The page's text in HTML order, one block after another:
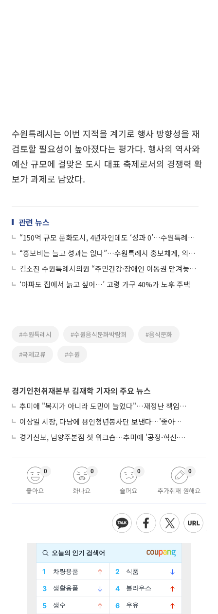
수원특례시는 이번 지적을 계기로 행사 방향성을 재
검토할 필요성이 높아졌다는 평가다. 행사의 역사와
예산 규모에 걸맞은 도시 대표 축제로서의 경쟁력 확
보가 과제로 남았다.
관련 뉴스
“150억 규모 문화도시, 4년차인데도 ‘성과 0’…수원특례시의회, 문화관광체육국에 사실상 ‘재검표’ 명령”
“홍보비는 늘고 성과는 없다”…수원특례시 홍보체계, 의회에서 정면 질타
김소진 수원특례시의원 “주민건강·장애인 이동권 맡겨놓고 행정은 뒷짐”
‘아파도 집에서 늙고 싶어…’ 고령 가구 40%가 노후 주택
#수원특례시 #수원음식문화박람회 #음식문화
#국제교류 #수원
경기인천취재본부 김재학 기자의 주요 뉴스
추미애 "복지가 아니라 도민이 늘었다"…재정난 책임론 정면돌파
이상일 시장, 다낭에 용인청년봉사단 보낸다…'좋아용 거리' 만든다
경기신보, 남양주본점 첫 워크숍…추미애 '공정·혁신·포용' 전면 반영
좋아요
0
화나요
0
슬퍼요
0
추가취재 원해요
0